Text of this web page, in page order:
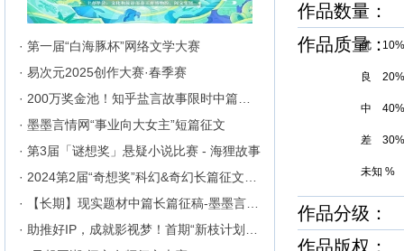
· 第一届“白海豚杯”网络文学大赛
· 易次元2025创作大赛·春季赛
· 墨墨言情网“事业向大女主”短篇征文
· 第3届「谜想奖」悬疑小说比赛 - 海狸故事
作品数量
作品质量优 10%
良 20%
中 40%
差 30%
未知 %
作品分级：
作品版权：